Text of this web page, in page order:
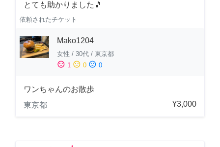
とても助かりました🎵
依頼されたチケット
Mako1204
女性 / 30代 / 東京都
sentiment_satisfied 1 sentiment_neutral 0 sentiment_dissatisfied 0
ワンちゃんのお散歩
東京都
¥3,000